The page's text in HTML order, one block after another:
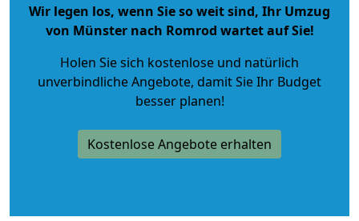
Wir legen los, wenn Sie so weit sind, Ihr Umzug
von Münster nach Romrod wartet auf Sie!
Holen Sie sich kostenlose und natürlich
unverbindliche Angebote, damit Sie Ihr Budget
besser planen!
Kostenlose Angebote erhalten